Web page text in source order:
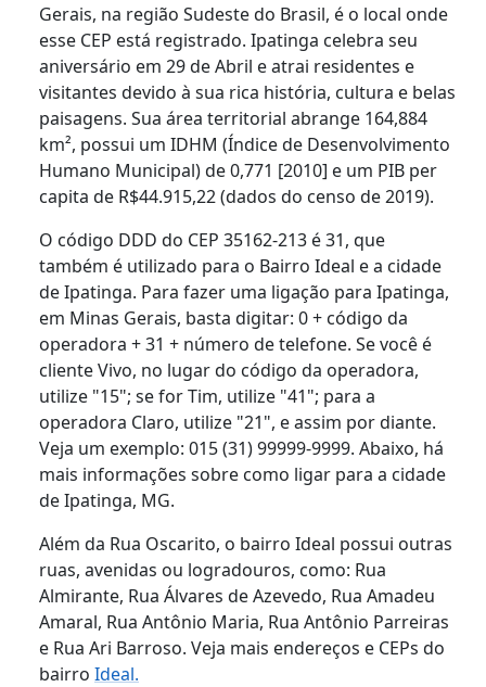
Gerais, na região Sudeste do Brasil, é o local onde
esse CEP está registrado. Ipatinga celebra seu
aniversário em 29 de Abril e atrai residentes e
visitantes devido à sua rica história, cultura e belas
paisagens. Sua área territorial abrange 164,884
km², possui um IDHM (Índice de Desenvolvimento
Humano Municipal) de 0,771 [2010] e um PIB per
capita de R$44.915,22 (dados do censo de 2019).
O código DDD do CEP 35162-213 é 31, que
também é utilizado para o Bairro Ideal e a cidade
de Ipatinga. Para fazer uma ligação para Ipatinga,
em Minas Gerais, basta digitar: 0 + código da
operadora + 31 + número de telefone. Se você é
cliente Vivo, no lugar do código da operadora,
utilize "15"; se for Tim, utilize "41"; para a
operadora Claro, utilize "21", e assim por diante.
Veja um exemplo: 015 (31) 99999-9999. Abaixo, há
mais informações sobre como ligar para a cidade
de Ipatinga, MG.
Além da Rua Oscarito, o bairro Ideal possui outras
ruas, avenidas ou logradouros, como: Rua
Almirante, Rua Álvares de Azevedo, Rua Amadeu
Amaral, Rua Antônio Maria, Rua Antônio Parreiras
e Rua Ari Barroso. Veja mais endereços e CEPs do
bairro Ideal.